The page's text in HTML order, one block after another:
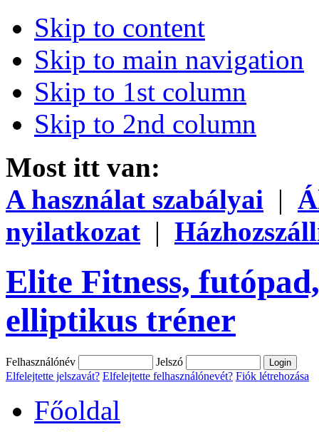
Skip to content
Skip to main navigation
Skip to 1st column
Skip to 2nd column
Most itt van:
A használat szabályai |
nyilatkozat |
Elite Fitness,
elliptikus tréner
Felhasználónév
Jelszó
Elfelejtette jelszavát? Elfelejtette felhasználónevét? Fiók létrehozása
Főoldal